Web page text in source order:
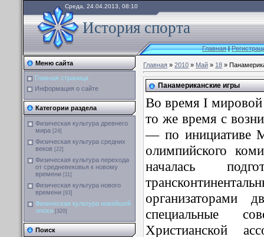
Среда, 24.04.2013, 08:10
История спорта
Главная|
Меню сайта
Главная страница
Информация о сайте
Категории раздела
Физическая культура древнего
мира [24]
Физическая культура средних
веков [22]
Физическая культура перехода
от средневековья к новому
времени [11]
Физическая культура нового
времени [93]
Физическая культура новейшей
эпохи [320]
Поиск
Главная»2010»Май»18»
Панамериканские игры
Во время I
то же время с
— по инициативе
олимпийского
началась
организаторами
специальные
Христианской